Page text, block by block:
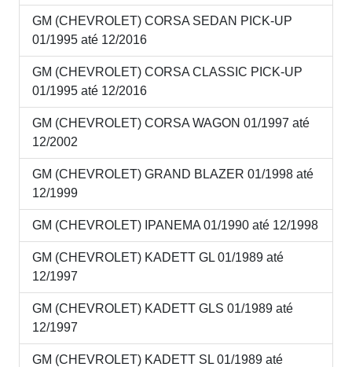
GM (CHEVROLET) CORSA SEDAN PICK-UP
01/1995 até 12/2016
GM (CHEVROLET) CORSA CLASSIC PICK-UP
01/1995 até 12/2016
GM (CHEVROLET) CORSA WAGON 01/1997 até
12/2002
GM (CHEVROLET) GRAND BLAZER 01/1998 até
12/1999
GM (CHEVROLET) IPANEMA 01/1990 até 12/1998
GM (CHEVROLET) KADETT GL 01/1989 até
12/1997
GM (CHEVROLET) KADETT GLS 01/1989 até
12/1997
GM (CHEVROLET) KADETT SL 01/1989 até